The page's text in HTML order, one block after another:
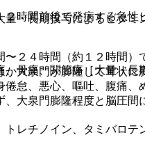
時間前後で発病する急
２４時間（約１２時間
大泉門が膨隆して茸状
怠、悪心、嘔吐、腹痛
大泉門膨隆程度と脳圧
・長期投与によるビタミ
骨痛、関節痛［大量・長
レチノイン、タミバロテ